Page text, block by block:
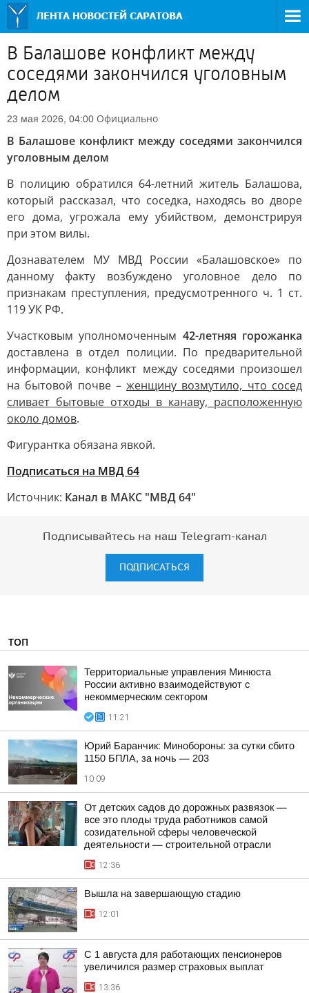
В Балашове конфликт между
соседями закончился уголовным
делом
23 мая 2026, 04:00 Официально
В Балашове конфликт между соседями закончился
уголовным делом
В полицию обратился 64-летний житель Балашова,
который рассказал, что соседка, находясь во дворе
его дома, угрожала ему убийством, демонстрируя
при этом вилы.
Дознавателем МУ МВД России «Балашовское» по
данному факту возбуждено уголовное дело по
признакам преступления, предусмотренного ч. 1 ст.
119 УК РФ.
Участковым уполномоченным 42-летняя горожанка
доставлена в отдел полиции. По предварительной
информации, конфликт между соседями произошел
на бытовой почве –женщину возмутило, что сосед
сливает бытовые отходы в канаву, расположенную
около домов.
Фигурантка обязана явкой.
Подписаться на МВД 64
Источник: Канал в МАКС "МВД 64"
Подписывайтесь на наш Telegram-канал
ПОДПИСАТЬСЯ
ТОП
Территориальные управления Минюста
России активно взаимодействуют с
некоммерческим сектором
11:21
Юрий Баранчик: Минобороны: за сутки сбито
1150 БПЛА, за ночь — 203
10:09
От детских садов до дорожных развязок —
все это плоды труда работников самой
созидательной сферы человеческой
деятельности — строительной отрасли
12:36
Вышла на завершающую стадию
12:01
С 1 августа для работающих пенсионеров
увеличился размер страховых выплат
13:36